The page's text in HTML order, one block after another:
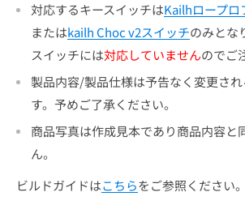
対応するキースイッチはKailhロープロ
またはkailh Choc v2スイッチのみとな
スイッチには対応していませんのでご
製品内容/製品仕様は予告なく変更さ
す。予めご了承ください。
商品写真は作成見本であり商品内容と
ん。
ビルドガイドはこちらをご参照ください。